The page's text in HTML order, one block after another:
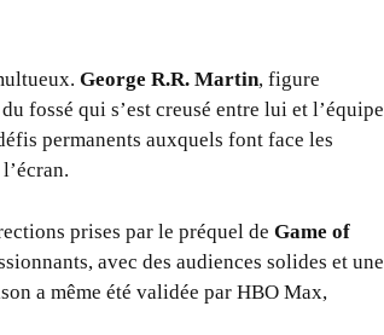
George R.R. Martin, figure
fossé qui s’est creusé entre lui et l’équipe
permanents auxquels font face les
prises par le préquel de Game of
avec des audiences solides et une
a même été validée par HBO Max,